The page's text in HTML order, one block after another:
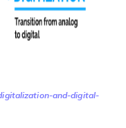
and-digital-